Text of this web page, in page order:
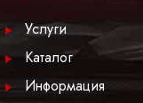
Услуги
Каталог
Информация